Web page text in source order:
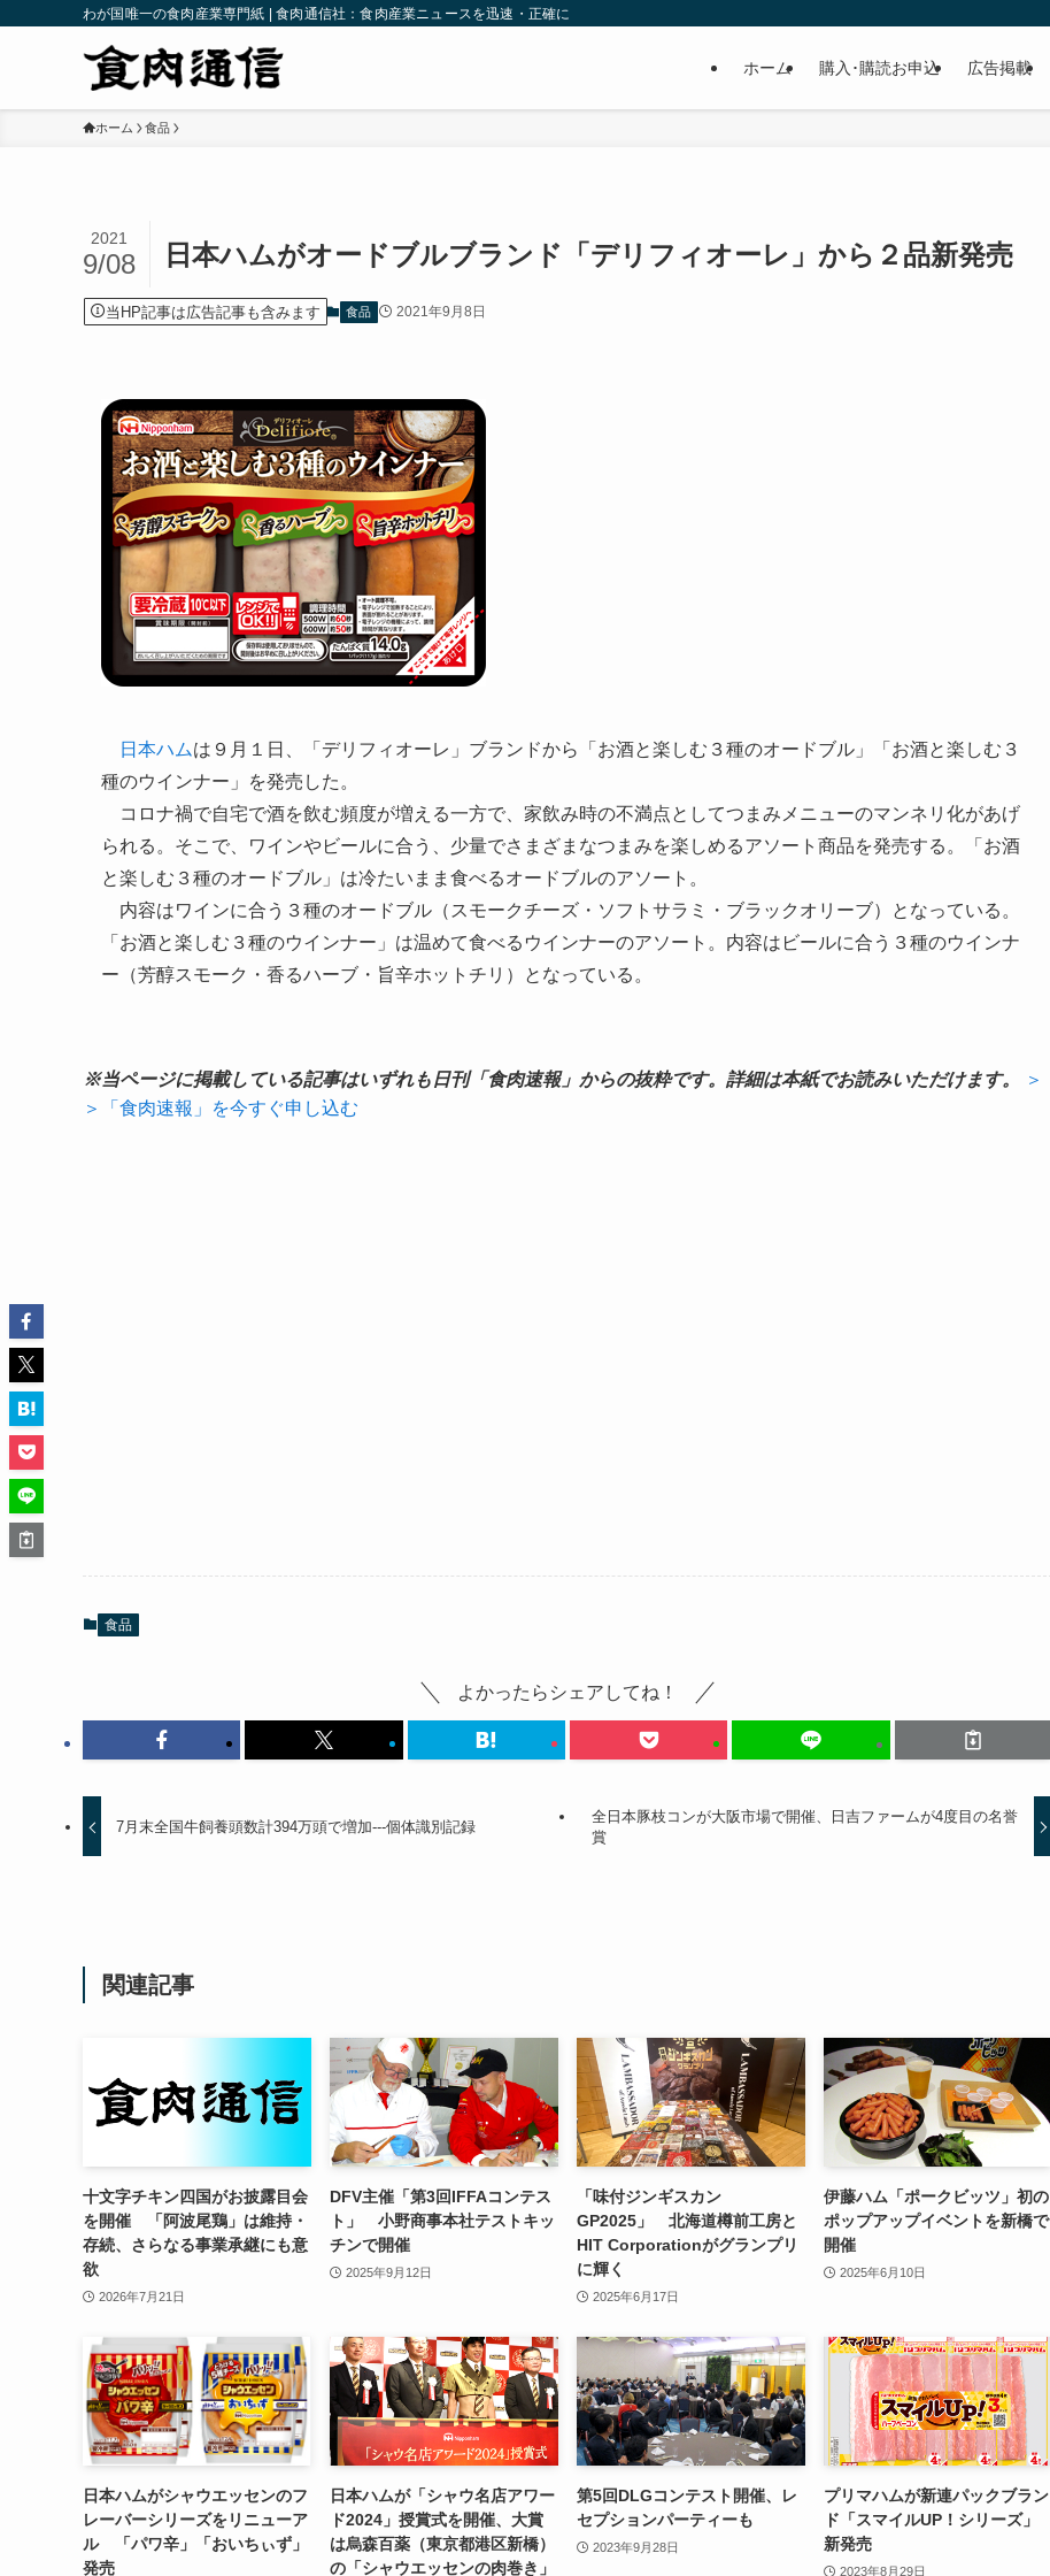
わが国唯一の食肉産業専門紙 | 食肉通信社：食肉産業ニュースを迅速・正確に
ホーム 購入･購読お申込 広告掲載
ホーム 食品
日本ハムがオードブルブランド「デリフィオーレ」から２品新発売
2021
9/08
当HP記事は広告記事も含みます 食品 2021年9月8日
日本ハムは９月１日、「デリフィオーレ」ブランドから「お酒と楽しむ３種のオードブル」「お酒と楽しむ３
種のウインナー」を発売した。
コロナ禍で自宅で酒を飲む頻度が増える一方で、家飲み時の不満点としてつまみメニューのマンネリ化があげ
られる。そこで、ワインやビールに合う、少量でさまざまなつまみを楽しめるアソート商品を発売する。「お酒
と楽しむ３種のオードブル」は冷たいまま食べるオードブルのアソート。
内容はワインに合う３種のオードブル（スモークチーズ・ソフトサラミ・ブラックオリーブ）となっている。
「お酒と楽しむ３種のウインナー」は温めて食べるウインナーのアソート。内容はビールに合う３種のウインナ
ー（芳醇スモーク・香るハーブ・旨辛ホットチリ）となっている。
※当ページに掲載している記事はいずれも日刊「食肉速報」からの抜粋です。詳細は本紙でお読みいただけます。
＞
＞「食肉速報」を今すぐ申し込む
食品
よかったらシェアしてね！
7月末全国牛飼養頭数計394万頭で増加---個体識別記録
全日本豚枝コンが大阪市場で開催、日吉ファームが4度目の名誉
賞
関連記事
十文字チキン四国がお披露目会
を開催 「阿波尾鶏」は維持・
存続、さらなる事業承継にも意
欲
2026年7月21日
DFV主催「第3回IFFAコンテス
ト」 小野商事本社テストキッ
チンで開催
2025年9月12日
「味付ジンギスカン
GP2025」 北海道樽前工房と
HIT Corporationがグランプリ
に輝く
2025年6月17日
伊藤ハム「ポークビッツ」初の
ポップアップイベントを新橋で
開催
2025年6月10日
日本ハムがシャウエッセンのフ
レーバーシリーズをリニューア
ル 「パワ辛」「おいちぃず」
発売
日本ハムが「シャウ名店アワー
ド2024」授賞式を開催、大賞
は烏森百薬（東京都港区新橋）
の「シャウエッセンの肉巻き」
第5回DLGコンテスト開催、レ
セプションパーティーも
2023年9月28日
プリマハムが新連パックブラン
ド「スマイルUP！シリーズ」
新発売
2023年8月29日